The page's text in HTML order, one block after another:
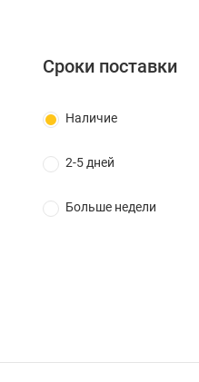
Сроки поставки
Наличие
2-5 дней
Больше недели